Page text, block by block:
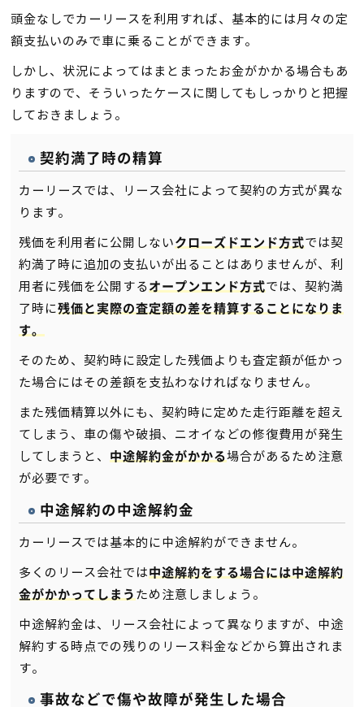
頭金なしでカーリースを利用すれば、基本的には月々の定
額支払いのみで車に乗ることができます。
しかし、状況によってはまとまったお金がかかる場合もあ
りますので、そういったケースに関してもしっかりと把握
しておきましょう。
契約満了時の精算
カーリースでは、リース会社によって契約の方式が異な
ります。
残価を利用者に公開しない クローズドエンド方式では契
約満了時に追加の支払いが出ることはありませんが、利
用者に残価を公開する オープンエンド方式では、契約満
了時に残価と実際の査定額の差を精算することになりま
す。
そのため、契約時に設定した残価よりも査定額が低かっ
た場合にはその差額を支払わなければなりません。
また残価精算以外にも、契約時に定めた走行距離を超え
てしまう、車の傷や破損、ニオイなどの修復費用が発生
してしまうと、
中途解約金がかかる場合があるため注意
が必要です。
中途解約の中途解約金
カーリースでは基本的に中途解約ができません。
多くのリース会社では 中途解約をする場合には中途解約
金がかかってしまう ため注意しましょう。
中途解約金は、リース会社によって異なりますが、中途
解約する時点での残りのリース料金などから算出されま
す。
事故などで傷や故障が発生した場合